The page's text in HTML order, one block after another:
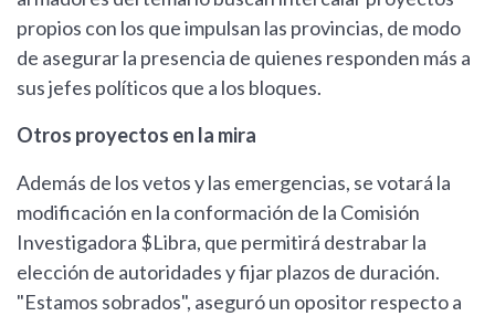
propios con los que impulsan las provincias, de modo
de asegurar la presencia de quienes responden más a
sus jefes políticos que a los bloques.
Otros proyectos en la mira
Además de los vetos y las emergencias, se votará la
modificación en la conformación de la Comisión
Investigadora $Libra, que permitirá destrabar la
elección de autoridades y fijar plazos de duración.
"Estamos sobrados", aseguró un opositor respecto a